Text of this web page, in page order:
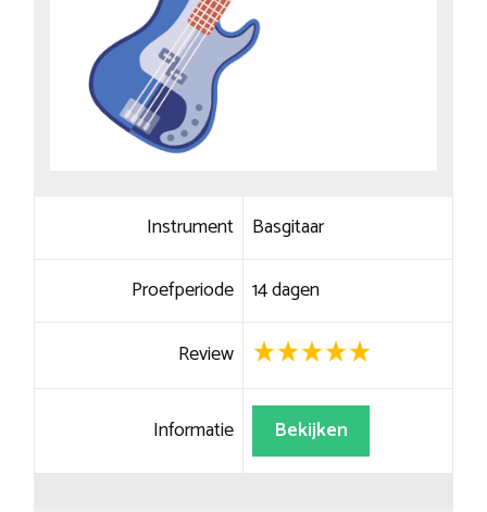
Instrument Basgitaar
Proefperiode 14 dagen
Review
Informatie Bekijken